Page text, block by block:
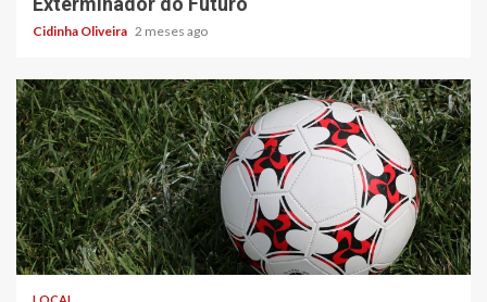
Cidinha Oliveira 2 meses ago
4 min read